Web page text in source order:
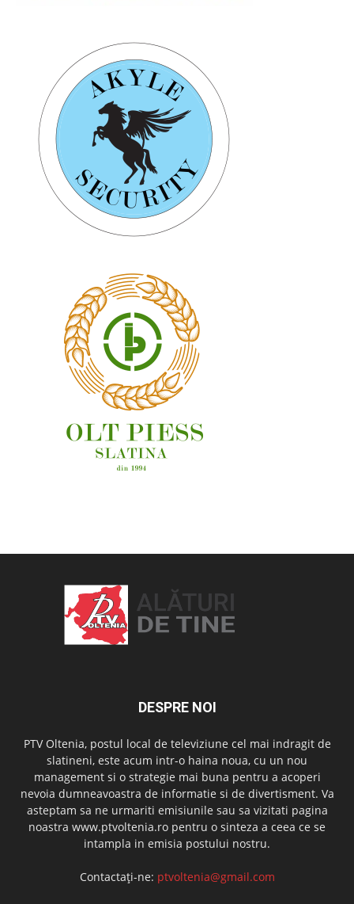
DESPRE NOI
PTV Oltenia, postul local de televiziune cel mai indragit de
slatineni, este acum intr-o haina noua, cu un nou
management si o strategie mai buna pentru a acoperi
nevoia dumneavoastra de informatie si de divertisment. Va
asteptam sa ne urmariti emisiunile sau sa vizitati pagina
noastra www.ptvoltenia.ro pentru o sinteza a ceea ce se
intampla in emisia postului nostru.
Contactați-ne: ptvoltenia@gmail.com